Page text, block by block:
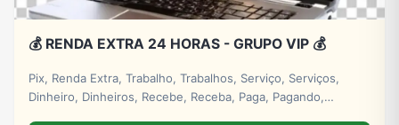
💰 RENDA EXTRA 24 HORAS - GRUPO VIP 💰
Pix, Renda Extra, Trabalho, Trabalhos, Serviço, Serviços,
Dinheiro, Dinheiros, Recebe, Receba, Paga, Pagando,